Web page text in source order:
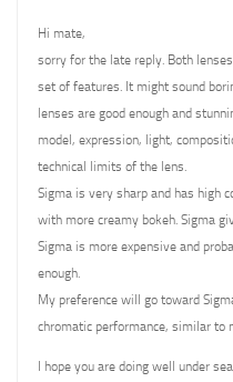
Hi mate,
sorry for the late reply. Both
set of features. It might sound
lenses are good enough and
model, expression, light,
technical limits of the lens.
Sigma is very sharp and has high
with more creamy bokeh. Sigma
Sigma is more expensive and
enough.
My preference will go toward
chromatic performance, similar to
I hope you are doing well under